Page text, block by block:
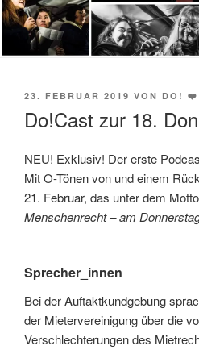
VERÖFFENTLICHT
23. FEBRUAR 2019 VON DO! ❤️
Do!Cast zur 18.
NEU! Exklusiv! Der erste
Mit O-Tönen von und einem
21. Februar, das unter dem
Menschenrecht – am
Sprecher_innen
Bei der Auftaktkundgebung
der Mietervereinigung über die
Verschlechterungen des